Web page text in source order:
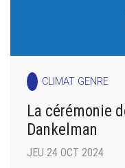
CLIMAT GENRE
La cérémonie
Dankelman
JEU 24 OCT 2024